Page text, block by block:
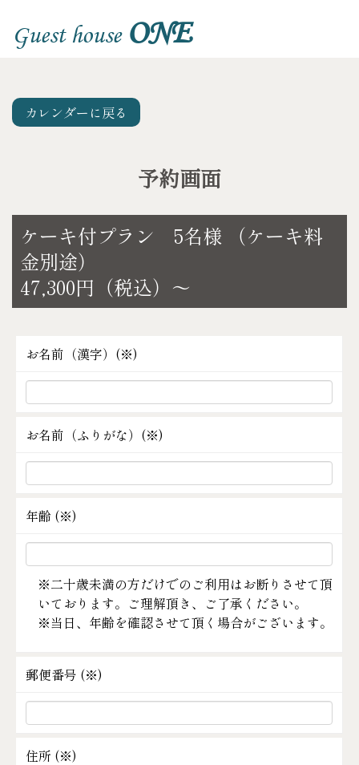
Guest house ONE
カレンダーに戻る
予約画面
ケーキ付プラン 5名様 （ケーキ料
金別途）
47,300円（税込）～
お名前（漢字）(※)
お名前（ふりがな）(※)
年齢 (※)
※二十歳未満の方だけでのご利用はお断りさせて頂
いております。ご理解頂き、ご了承ください。
※当日、年齢を確認させて頂く場合がございます。
郵便番号 (※)
住所 (※)